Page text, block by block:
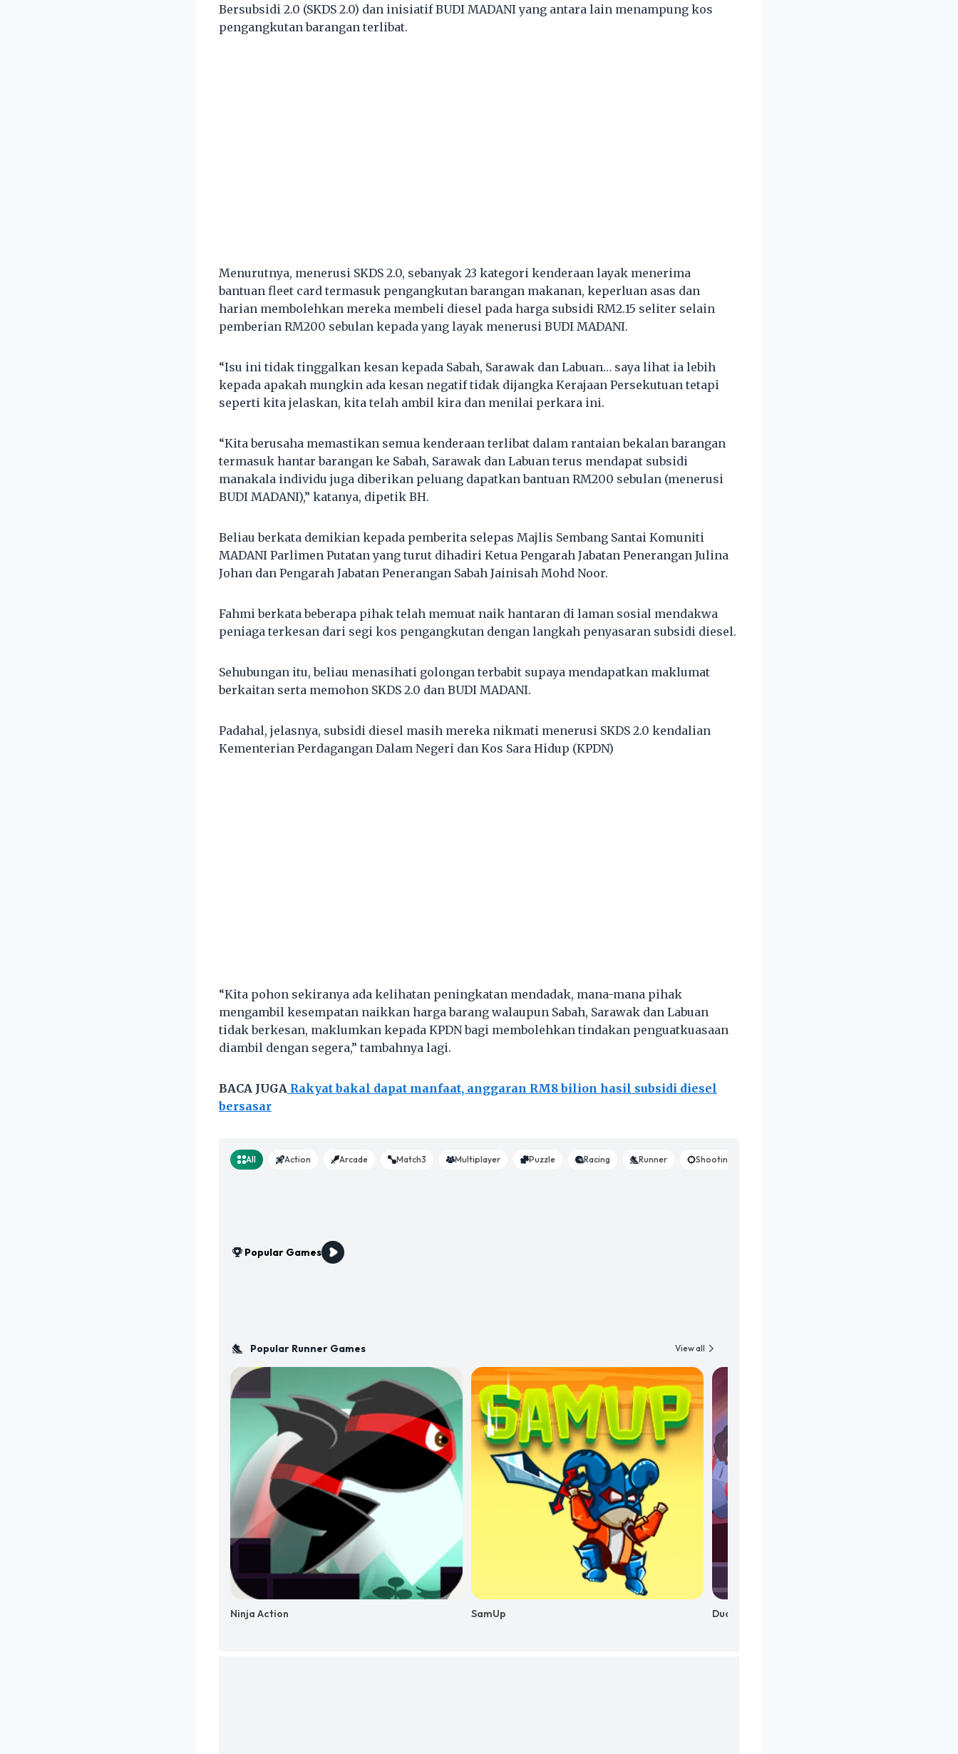
Bersubsidi 2.0 (SKDS 2.0) dan inisiatif BUDI MADANI yang antara lain menampung kos
pengangkutan barangan terlibat.
Menurutnya, menerusi SKDS 2.0, sebanyak 23 kategori kenderaan layak menerima
bantuan fleet card termasuk pengangkutan barangan makanan, keperluan asas dan
harian membolehkan mereka membeli diesel pada harga subsidi RM2.15 seliter selain
pemberian RM200 sebulan kepada yang layak menerusi BUDI MADANI.
“Isu ini tidak tinggalkan kesan kepada Sabah, Sarawak dan Labuan… saya lihat ia lebih
kepada apakah mungkin ada kesan negatif tidak dijangka Kerajaan Persekutuan tetapi
seperti kita jelaskan, kita telah ambil kira dan menilai perkara ini.
“Kita berusaha memastikan semua kenderaan terlibat dalam rantaian bekalan barangan
termasuk hantar barangan ke Sabah, Sarawak dan Labuan terus mendapat subsidi
manakala individu juga diberikan peluang dapatkan bantuan RM200 sebulan (menerusi
BUDI MADANI),” katanya, dipetik BH.
Beliau berkata demikian kepada pemberita selepas Majlis Sembang Santai Komuniti
MADANI Parlimen Putatan yang turut dihadiri Ketua Pengarah Jabatan Penerangan Julina
Johan dan Pengarah Jabatan Penerangan Sabah Jainisah Mohd Noor.
Fahmi berkata beberapa pihak telah memuat naik hantaran di laman sosial mendakwa
peniaga terkesan dari segi kos pengangkutan dengan langkah penyasaran subsidi diesel.
Sehubungan itu, beliau menasihati golongan terbabit supaya mendapatkan maklumat
berkaitan serta memohon SKDS 2.0 dan BUDI MADANI.
Padahal, jelasnya, subsidi diesel masih mereka nikmati menerusi SKDS 2.0 kendalian
Kementerian Perdagangan Dalam Negeri dan Kos Sara Hidup (KPDN)
“Kita pohon sekiranya ada kelihatan peningkatan mendadak, mana-mana pihak
mengambil kesempatan naikkan harga barang walaupun Sabah, Sarawak dan Labuan
tidak berkesan, maklumkan kepada KPDN bagi membolehkan tindakan penguatkuasaan
diambil dengan segera,” tambahnya lagi.
BACA JUGA Rakyat bakal dapat manfaat, anggaran RM8 bilion hasil subsidi diesel
bersasar